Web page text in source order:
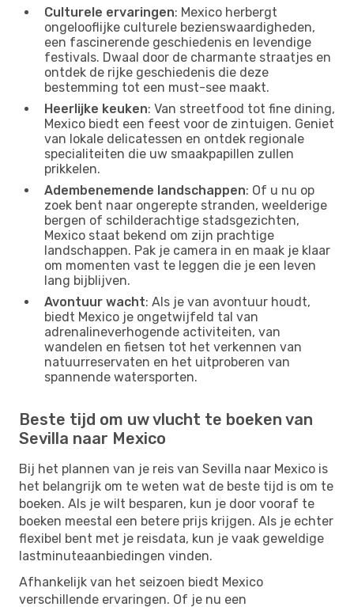
Culturele ervaringen: Mexico herbergt
ongelooflijke culturele bezienswaardigheden,
een fascinerende geschiedenis en levendige
festivals. Dwaal door de charmante straatjes en
ontdek de rijke geschiedenis die deze
bestemming tot een must-see maakt.
Heerlijke keuken: Van streetfood tot fine dining,
Mexico biedt een feest voor de zintuigen. Geniet
van lokale delicatessen en ontdek regionale
specialiteiten die uw smaakpapillen zullen
prikkelen.
Adembenemende landschappen: Of u nu op
zoek bent naar ongerepte stranden, weelderige
bergen of schilderachtige stadsgezichten,
Mexico staat bekend om zijn prachtige
landschappen. Pak je camera in en maak je klaar
om momenten vast te leggen die je een leven
lang bijblijven.
Avontuur wacht: Als je van avontuur houdt,
biedt Mexico je ongetwijfeld tal van
adrenalineverhogende activiteiten, van
wandelen en fietsen tot het verkennen van
natuurreservaten en het uitproberen van
spannende watersporten.
Beste tijd om uw vlucht te boeken van
Sevilla naar Mexico
Bij het plannen van je reis van Sevilla naar Mexico is
het belangrijk om te weten wat de beste tijd is om te
boeken. Als je wilt besparen, kun je door vooraf te
boeken meestal een betere prijs krijgen. Als je echter
flexibel bent met je reisdata, kun je vaak geweldige
lastminuteaanbiedingen vinden.
Afhankelijk van het seizoen biedt Mexico
verschillende ervaringen. Of je nu een